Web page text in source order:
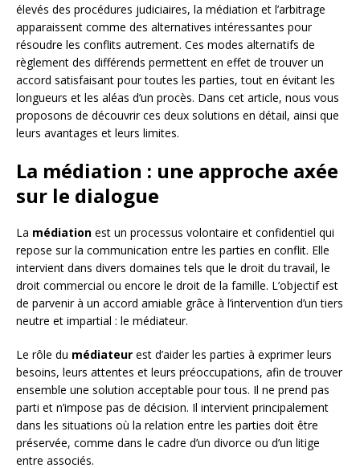
élevés des procédures judiciaires, la médiation et l’arbitrage
apparaissent comme des alternatives intéressantes pour
résoudre les conflits autrement. Ces modes alternatifs de
règlement des différends permettent en effet de trouver un
accord satisfaisant pour toutes les parties, tout en évitant les
longueurs et les aléas d’un procès. Dans cet article, nous vous
proposons de découvrir ces deux solutions en détail, ainsi que
leurs avantages et leurs limites.
La médiation : une approche axée
sur le dialogue
La médiation est un processus volontaire et confidentiel qui
repose sur la communication entre les parties en conflit. Elle
intervient dans divers domaines tels que le droit du travail, le
droit commercial ou encore le droit de la famille. L’objectif est
de parvenir à un accord amiable grâce à l’intervention d’un tiers
neutre et impartial : le médiateur.
Le rôle du médiateur est d’aider les parties à exprimer leurs
besoins, leurs attentes et leurs préoccupations, afin de trouver
ensemble une solution acceptable pour tous. Il ne prend pas
parti et n’impose pas de décision. Il intervient principalement
dans les situations où la relation entre les parties doit être
préservée, comme dans le cadre d’un divorce ou d’un litige
entre associés.